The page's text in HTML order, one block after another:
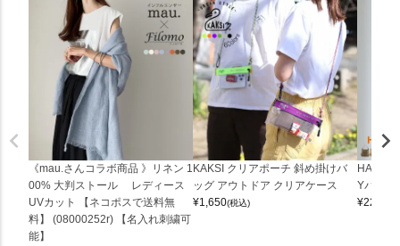
《mau.さんコラボ商品 》リネン 1
00% 大判ストール レディース
UVカット 【ネコポスで送料無
料】 (08000252r) 【名入れ刺繍可
能】
KAKSI クリアポーチ 斜め掛けバ
ッグ アウトドア クリアケース
¥1,650(税込)
Yバッグ
¥22,000